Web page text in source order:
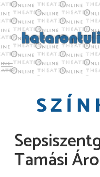
Toggle main menu
Tamási